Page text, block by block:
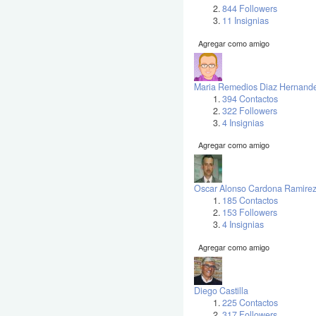
844 Followers
11 Insignias
Agregar como amigo
Maria Remedios Diaz
394 Contactos
322 Followers
4 Insignias
Agregar como amigo
Oscar Alonso Cardona Ramirez
185 Contactos
153 Followers
4 Insignias
Agregar como amigo
Diego Castilla
225 Contactos